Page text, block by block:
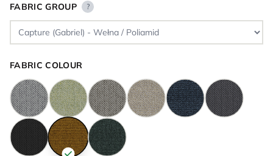
FABRIC GROUP ?
FABRIC COLOUR